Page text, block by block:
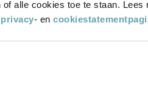
of alle cookies toe te staan.
privacy- en
het risico op ongelukken,
's nachts te slapen terwijl je
vervelend zijn, vooral als
je lawaai verminderen. Niet
stuk aangenamer.